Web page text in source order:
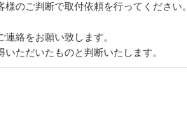
のご判断で取付依頼を行ってください。
絡をお願い致します。
ただいたものと判断いたします。